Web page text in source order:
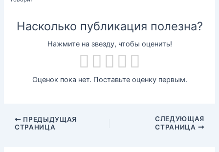
Насколько публикация полезна?
Нажмите на звезду, чтобы оценить!
Оценок пока нет. Поставьте оценку первым.
ПРЕДЫДУЩАЯ
СТРАНИЦА
СЛЕДУЮЩАЯ
СТРАНИЦА